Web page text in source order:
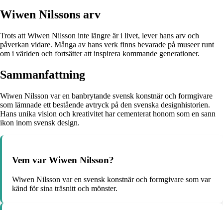
Wiwen Nilssons arv
Trots att Wiwen Nilsson inte längre är i livet, lever hans arv och
påverkan vidare. Många av hans verk finns bevarade på museer runt
om i världen och fortsätter att inspirera kommande generationer.
Sammanfattning
Wiwen Nilsson var en banbrytande svensk konstnär och formgivare
som lämnade ett bestående avtryck på den svenska designhistorien.
Hans unika vision och kreativitet har cementerat honom som en sann
ikon inom svensk design.
Vem var Wiwen Nilsson?
Wiwen Nilsson var en svensk konstnär och formgivare som var
känd för sina träsnitt och mönster.